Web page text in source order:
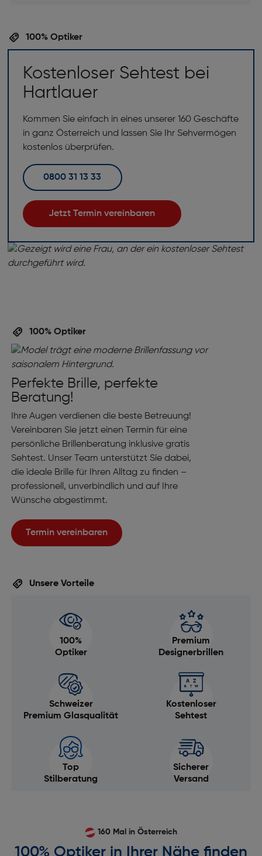
100% Optiker
Kostenloser Sehtest bei
Hartlauer
Kommen Sie einfach in eines unserer 160 Geschäfte
in ganz Österreich und lassen Sie Ihr Sehvermögen
kostenlos überprüfen.
0800 31 13 33
Jetzt Termin vereinbaren
100% Optiker
Perfekte Brille, perfekte
Beratung!
Ihre Augen verdienen die beste Betreuung!
Vereinbaren Sie jetzt einen Termin für eine
persönliche Brillenberatung inklusive gratis
Sehtest. Unser Team unterstützt Sie dabei,
die ideale Brille für Ihren Alltag zu finden –
professionell, unverbindlich und auf Ihre
Wünsche abgestimmt.
Termin vereinbaren
Unsere Vorteile
100%
Optiker
Premium
Designerbrillen
Schweizer
Premium Glasqualität
Kostenloser
Sehtest
Top
Stilberatung
Sicherer
Versand
160 Mal in Österreich
100% Optiker in Ihrer Nähe finden